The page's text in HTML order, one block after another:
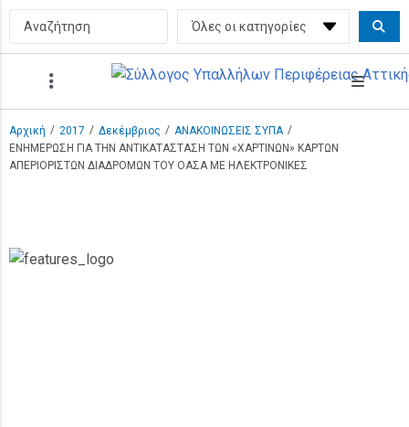
Αρχική / 2017 / Δεκέμβριος / ΑΝΑΚΟΙΝΩΣΕΙΣ ΣΥΠΑ /
ΕΝΗΜΕΡΩΣΗ ΓΙΑ ΤΗΝ ΑΝΤΙΚΑΤΑΣΤΑΣΗ ΤΩΝ «ΧΑΡΤΙΝΩΝ» ΚΑΡΤΩΝ
ΑΠΕΡΙΟΡΙΣΤΩΝ ΔΙΑΔΡΟΜΩΝ ΤΟΥ ΟΑΣΑ ΜΕ ΗΛΕΚΤΡΟΝΙΚΕΣ